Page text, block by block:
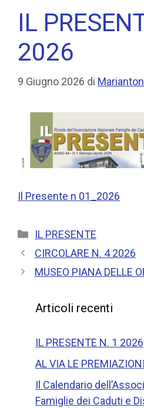
IL
2026
9 Giugno 2026 di
Il Presente n 01_2026
IL PRESENTE
CIRCOLARE N. 4 2026
MUSEO PIANA DELLE
Articoli recenti
IL PRESENTE N. 1 2026
AL VIA LE
Il Calendario
Famiglie dei Caduti e